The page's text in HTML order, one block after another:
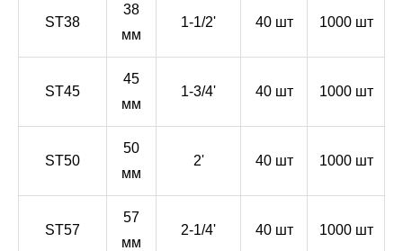
ST38
38
мм
1-1/2' 40 шт 1000 шт
ST45
45
мм
1-3/4' 40 шт 1000 шт
ST50
50
мм
2' 40 шт 1000 шт
ST57
57
мм
2-1/4' 40 шт 1000 шт